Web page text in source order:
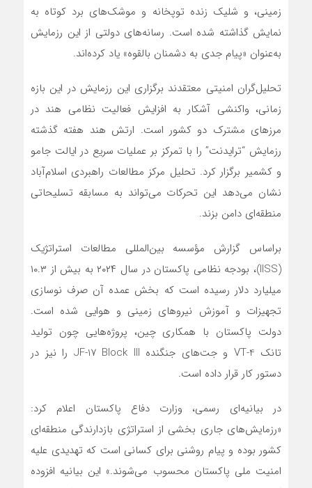
زمینی، و شلیک زنده توپخانه و موشک‌های برد کوتاه به
نمایش گذاشته شده است. رسانه‌های دولتی از این رزمایش
به‌عنوان «پیام جدی به دشمنان بالقوه» یاد کرده‌اند.
تحلیل‌گران امنیتی معتقدند برگزاری این رزمایش در این بازه
زمانی، واکنشی آشکار به افزایش فعالیت نظامی هند در
مرزهای مشترک دو کشور است. ارتش هند هفته گذشته
رزمایش “ترایدنت” را با تمرکز بر عملیات سریع در ایالت جامو
و کشمیر برگزار کرد. تحلیل مرکز مطالعات راهبردی اسلام‌آباد
نشان می‌دهد این تحرکات می‌تواند به مسابقه تسلیحاتی
منطقه‌ای دامن بزند.
براساس گزارش مؤسسه بین‌المللی مطالعات استراتژیک
(IISS)، بودجه نظامی پاکستان در سال ۲۰۲۴ به بیش از ۱۰.۳
میلیارد دلار رسیده است که بخش عمده آن صرف نوسازی
تجهیزات و آموزش نیروهای زمینی و هوایی شده است.
دولت پاکستان با همکاری چین، پروژه‌هایی چون تولید
تانک VT-4 و جت‌های جنگنده JF-17 Block III را نیز در
دستور کار قرار داده است.
در بیانیه‌ای رسمی، وزارت دفاع پاکستان اعلام کرد:
«رزمایش‌های جاری بخشی از استراتژی بازدارندگی منطقه‌ای
کشور بوده و پیام روشنی برای کسانی است که تهدیدی علیه
امنیت ملی پاکستان محسوب می‌شوند.» این بیانیه افزوده